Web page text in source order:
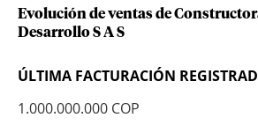
Evolución de ventas de
Desarrollo S A S
ÚLTIMA FACTURACIÓN
1.000.000.000 COP